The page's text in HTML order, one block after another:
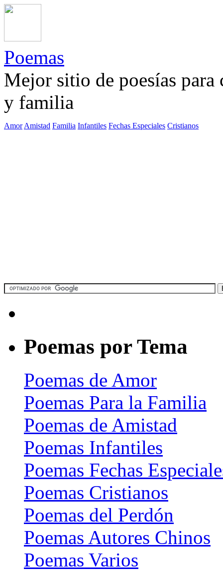
Poemas
Mejor sitio de poesías
y familia
Amor Amistad Familia Infantiles Fechas Especiales Cristianos
Poemas por Tema
Poemas de Amor
Poemas Para la Familia
Poemas de Amistad
Poemas Infantiles
Poemas Fechas
Poemas Cristianos
Poemas del Perdón
Poemas Autores Chinos
Poemas Varios